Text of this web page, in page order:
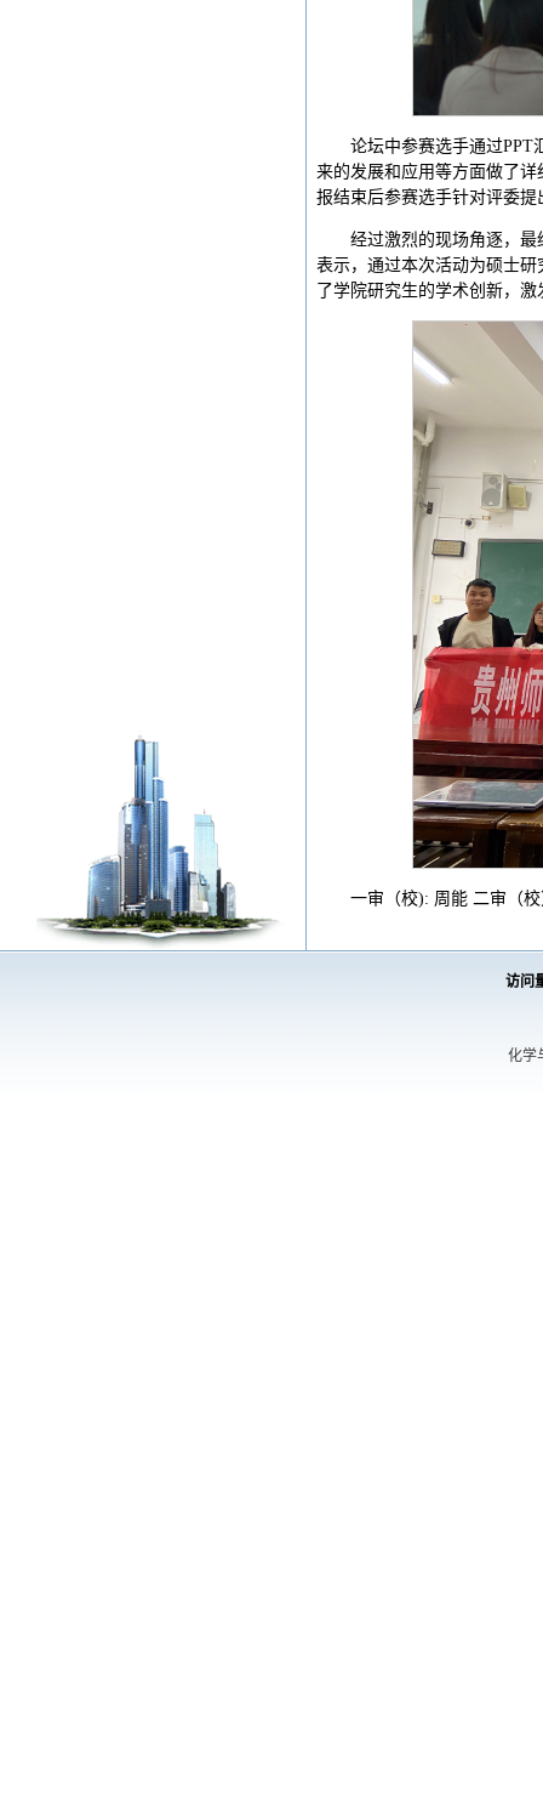
论坛中参赛选手通过PPT
来的发展和应用等方面做了
报结束后参赛选手针对评委
经过激烈的现场角逐，
表示，通过本次活动为硕士
了学院研究生的学术创新，
一审（校): 周能 二审（
访问
化学